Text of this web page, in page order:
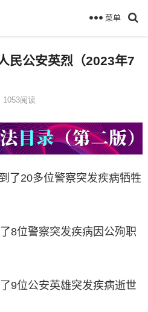
菜单
民公安英烈（2023年7
1053阅读
了20多位警察突发疾病牺牲
8位警察突发疾病因公殉职
9位公安英雄突发疾病逝世